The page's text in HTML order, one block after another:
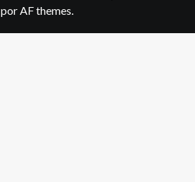
por AF themes.